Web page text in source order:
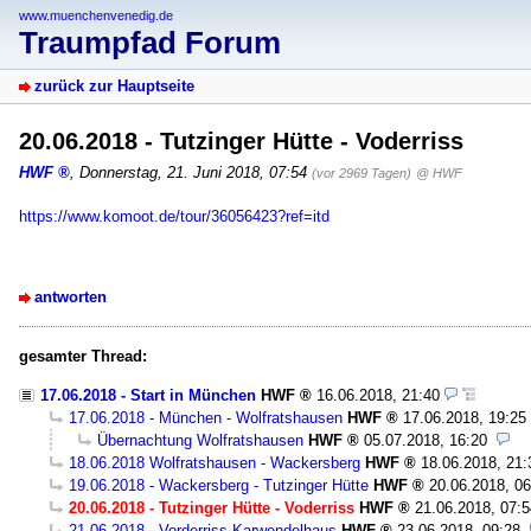
www.muenchenvenedig.de
Traumpfad Forum
zurück zur Hauptseite
20.06.2018 - Tutzinger Hütte - Voderriss
HWF , Donnerstag, 21. Juni 2018, 07:54 (vor 2969 Tagen) @ HWF
https://www.komoot.de/tour/36056423?ref=itd
antworten
gesamter Thread:
17.06.2018 - Start in München HWF
16.06.2018, 21:40
17.06.2018 - München - Wolfratshausen HWF
17.06.2018, 19:25
Übernachtung Wolfratshausen HWF
05.07.2018, 16:20
18.06.2018 Wolfratshausen - Wackersberg HWF
18.06.2018,
19.06.2018 - Wackersberg - Tutzinger Hütte HWF
20.06.2018,
20.06.2018 - Tutzinger Hütte - Voderriss HWF
21.06.2018,